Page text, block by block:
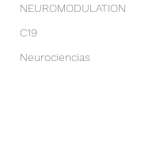
NEUROMODULATION
C19
Neurociencias